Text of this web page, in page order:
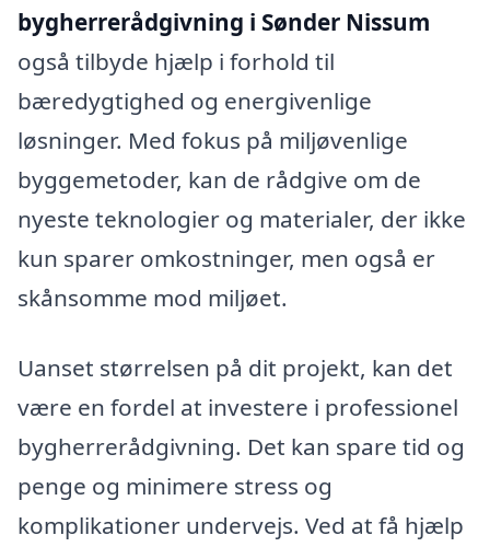
bygherrerådgivning i Sønder Nissum
også tilbyde hjælp i forhold til
bæredygtighed og energivenlige
løsninger. Med fokus på miljøvenlige
byggemetoder, kan de rådgive om de
nyeste teknologier og materialer, der ikke
kun sparer omkostninger, men også er
skånsomme mod miljøet.
Uanset størrelsen på dit projekt, kan det
være en fordel at investere i professionel
bygherrerådgivning. Det kan spare tid og
penge og minimere stress og
komplikationer undervejs. Ved at få hjælp